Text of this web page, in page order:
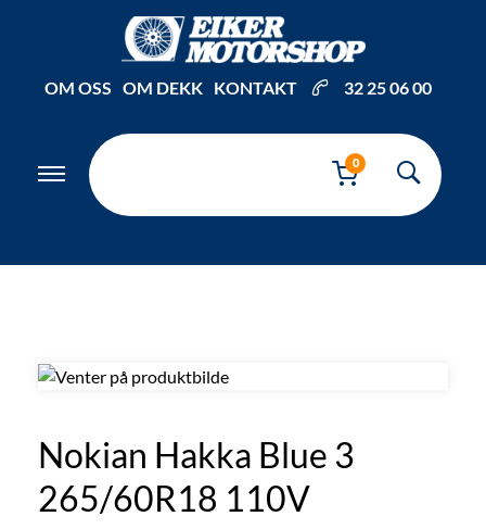
OM OSS OM DEKK KONTAKT 32 25 06 00
0
Nokian Hakka Blue 3
265/60R18 110V